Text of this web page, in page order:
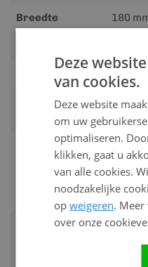
Breedte 180
fijne
Montage door
Op
offerte
Advies
Neem contact
Deze
van cookies.
Deze website
om uw
optimaliseren.
klikken, gaat u
van alle cookies.
noodzakelijke
opweigeren. Meer
over onze